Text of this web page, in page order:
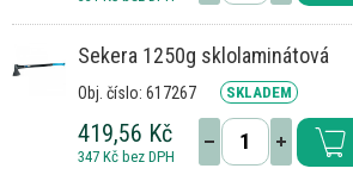
Sekera 1250g sklolaminátová
Obj. číslo: 617267 SKLADEM
419,56 Kč
347 Kč bez DPH